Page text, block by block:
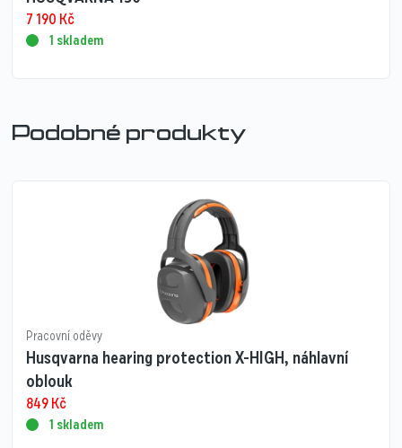
7 190 Kč
1 skladem
Podobné produkty
Pracovní oděvy
Husqvarna hearing protection X-HIGH, náhlavní
oblouk
849Kč
1 skladem